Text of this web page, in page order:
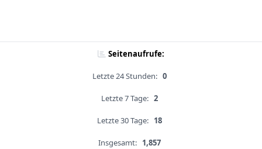
Seitenaufrufe:
Letzte 24 Stunden: 0
Letzte 7 Tage: 2
Letzte 30 Tage: 18
Insgesamt: 1,857